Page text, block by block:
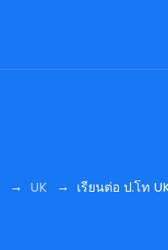
→ UK → เรียนต่อ ป.โท